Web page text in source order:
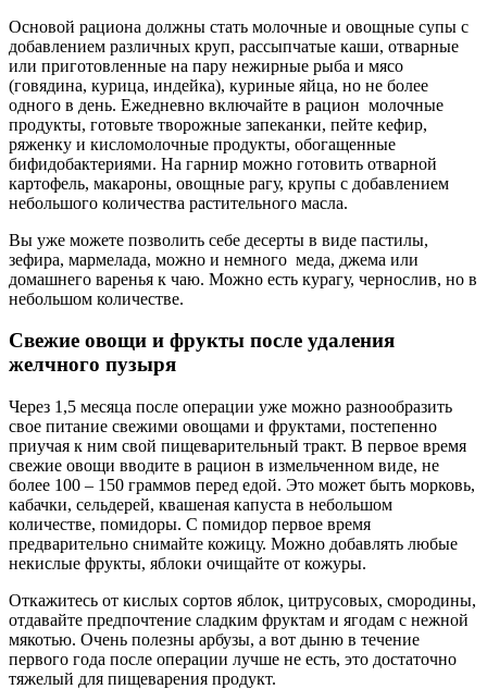
Основой рациона должны стать молочные и овощные супы с
добавлением различных круп, рассыпчатые каши, отварные
или приготовленные на пару нежирные рыба и мясо
(говядина, курица, индейка), куриные яйца, но не более
одного в день. Ежедневно включайте в рацион молочные
продукты, готовьте творожные запеканки, пейте кефир,
ряженку и кисломолочные продукты, обогащенные
бифидобактериями. На гарнир можно готовить отварной
картофель, макароны, овощные рагу, крупы с добавлением
небольшого количества растительного масла.
Вы уже можете позволить себе десерты в виде пастилы,
зефира, мармелада, можно и немного меда, джема или
домашнего варенья к чаю. Можно есть курагу, чернослив, но в
небольшом количестве.
Свежие овощи и фрукты после удаления
желчного пузыря
Через 1,5 месяца после операции уже можно разнообразить
свое питание свежими овощами и фруктами, постепенно
приучая к ним свой пищеварительный тракт. В первое время
свежие овощи вводите в рацион в измельченном виде, не
более 100 – 150 граммов перед едой. Это может быть морковь,
кабачки, сельдерей, квашеная капуста в небольшом
количестве, помидоры. С помидор первое время
предварительно снимайте кожицу. Можно добавлять любые
некислые фрукты, яблоки очищайте от кожуры.
Откажитесь от кислых сортов яблок, цитрусовых, смородины,
отдавайте предпочтение сладким фруктам и ягодам с нежной
мякотью. Очень полезны арбузы, а вот дыню в течение
первого года после операции лучше не есть, это достаточно
тяжелый для пищеварения продукт.